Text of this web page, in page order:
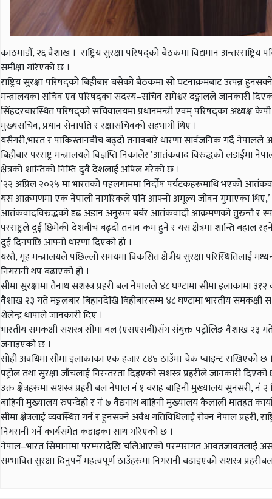
काठमाडौँ, २६ वैशाख । राष्ट्रिय सुरक्षा परिषद्को बैठकमा विद्यमान
समीक्षा गरिएको छ ।
राष्ट्रिय सुरक्षा परिषद्को बिहीबार बसेको बैठकमा सो घटनाक्रमबाट उत्पन्न
मन्त्रालयका सचिव एवं परिषद्का सदस्य–सचिव रामेश्वर दङ्गालले जानकारी
सिंहदरबारस्थित परिषद्को सचिवालयमा प्रधानमन्त्री एवम् परिषद्का अध्यक्ष केपी
मुख्यसचिव, प्रधान सेनापति र रक्षासचिवको सहभागी थिए ।
यसैगरी,भारत र पाकिस्तानबीच बढ्दो तनावबारे धारणा सार्वजनिक गर्दै
बिहीबार परराष्ट्र मन्त्रालयले विज्ञप्ति निकालेर ‘आतंकवाद विरुद्धको
क्षेत्रको शान्तिको निम्ति दुवै देशलाई अपिल गरेको छ ।
‘२२ अप्रिल २०२५ मा भारतको पहलगाममा निर्दोष पर्यटकहरूमाथि भएको
यस आक्रमणमा एक नेपाली नागरिकले पनि आफ्नो अमूल्य जीवन गुमाएका थिए,’
आतंकवादविरुद्धको दृढ अडान अनुरूप बर्बर आतंकवादी आक्रमणको तुरुन्तै र स्पष्ट
परराष्ट्रले दुई छिमेकी देशबीच बढ्दो तनाव कम हुने र यस क्षेत्रमा शान्ति
दुई दिनपछि आफ्नो धारणा दिएको हो ।
यस्तै, गृह मन्त्रालयले पछिल्लो समयमा विकसित क्षेत्रीय सुरक्षा परिस्थितिलाई
निगरानी थप बढाएको हो ।
सीमा सुरक्षामा तैनाथ सशस्त्र प्रहरी बल नेपालले ४८ घण्टामा सीमा इलाकामा
वैशाख २३ गते मङ्गलबार बिहानदेखि बिहीबारसम्म ४८ घण्टामा भारतीय
शेलेन्द्र थापाले जानकारी दिए ।
भारतीय समकक्षी सशस्त्र सीमा बल (एसएसबी)सँग संयुक्त पट्रोलिङ वैशाख २३
जनाइएको छ ।
सोही अवधिमा सीमा इलाकाका एक हजार ८४४ ठाउँमा चेक प्वाइन्ट राखिएको
पट्रोल तथा सुरक्षा जाँचलाई निरन्तरता दिइएको सशस्त्र प्रहरीले जानकारी
उक्त क्षेत्रहरुमा सशस्त्र प्रहरी बल नेपाल नं १ बराह बाहिनी मुख्यालय सुनसरी, नं
बाहिनी मुख्यालय रुपन्देही र नं ७ वैद्यनाथ बाहिनी मुख्यालय कैलाली मातहत
सीमा क्षेत्रलाई व्यवस्थित गर्न र हुनसक्ने अवैध गतिविधिलाई रोक्न नेपाल
निगरानी गर्ने कार्यसमेत कडाइका साथ गरिएको छ ।
नेपाल–भारत सिमानामा परम्परादेखि चलिआएको परम्परागत आवतजावतलाई
सम्भावित सुरक्षा दिनुपर्ने महत्वपूर्ण ठाउँहरुमा निगरानी बढाइएको सशस्त्र